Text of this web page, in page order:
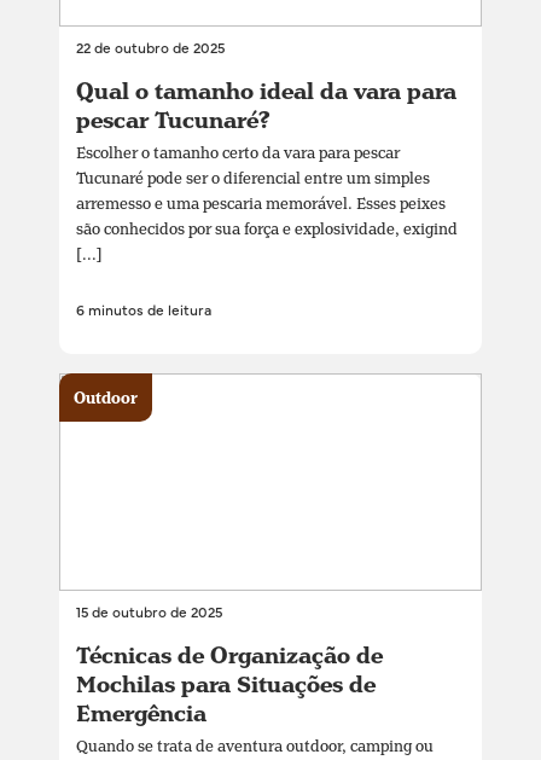
22 de outubro de 2025
Qual o tamanho ideal da vara para
pescar Tucunaré?
Escolher o tamanho certo da vara para pescar
Tucunaré pode ser o diferencial entre um simples
arremesso e uma pescaria memorável. Esses peixes
são conhecidos por sua força e explosividade, exigind
[...]
6 minutos de leitura
15 de outubro de 2025
Técnicas de Organização de
Mochilas para Situações de
Emergência
Quando se trata de aventura outdoor, camping ou
Outdoor